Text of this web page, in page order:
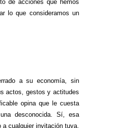
de acciones que hemos
lo que consideramos un
a su economía, sin
actos, gestos y actitudes
opina que le cuesta
desconocida. Sí, esa
a cualquier invitación tuya,